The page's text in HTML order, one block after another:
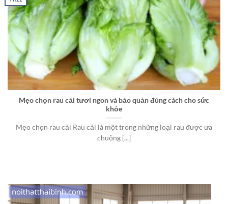
Mẹo chọn rau cải tươi ngon và bảo quản đúng cách cho sức
khỏe
Mẹo chọn rau cải Rau cải là một trong những loại rau được ưa
chuộng [...]